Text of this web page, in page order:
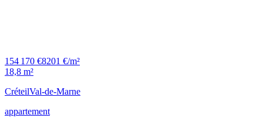
154 170 €8201 €/m²
18,8 m²
CréteilVal-de-Marne
appartement